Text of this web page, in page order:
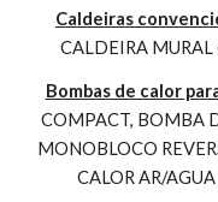
Caldeiras
CALDEIRA
Bombas de calor
COMPACT, BOMBA
MONOBLOCO
CALOR AR/